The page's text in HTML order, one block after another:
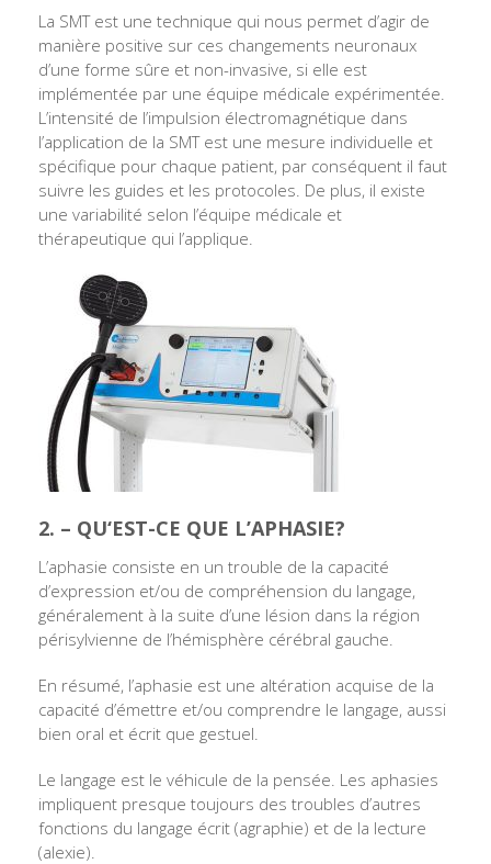
La SMT est une technique qui nous permet d’agir de
manière positive sur ces changements neuronaux
d’une forme sûre et non-invasive, si elle est
implémentée par une équipe médicale expérimentée.
L’intensité de l’impulsion électromagnétique dans
l’application de la SMT est une mesure individuelle et
spécifique pour chaque patient, par conséquent il faut
suivre les guides et les protocoles. De plus, il existe
une variabilité selon l’équipe médicale et
thérapeutique qui l’applique.
2. – QU‘EST-CE QUE L’APHASIE?
L’aphasie consiste en un trouble de la capacité
d’expression et/ou de compréhension du langage,
généralement à la suite d’une lésion dans la région
périsylvienne de l’hémisphère cérébral gauche.
En résumé, l’aphasie est une altération acquise de la
capacité d’émettre et/ou comprendre le langage, aussi
bien oral et écrit que gestuel.
Le langage est le véhicule de la pensée. Les aphasies
impliquent presque toujours des troubles d’autres
fonctions du langage écrit (agraphie) et de la lecture
(alexie).